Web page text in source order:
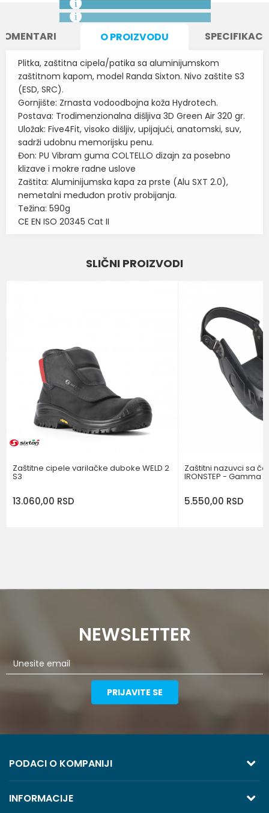
O PROIZVODU
Plitka, zaštitna cipela/patika sa aluminijumskom
zaštitnom kapom, model Randa Sixton. Nivo zaštite S3
(ESD, SRC).
Gornjište: Zrnasta vodoodbojna koža Hydrotech.
Postava: Trodimenzionalna dišljiva 3D Green Air 320 gr.
Uložak: Five4Fit, visoko dišljiv, upijajući, anatomski, suv,
sadrži udobnu memorijsku penu.
Đon: PU Vibram guma COLTELLO dizajn za posebno
klizave i mokre radne uslove
Zaštita: Aluminijumska kapa za prste (Alu SXT 2.0),
nemetalni međuđon protiv probijanja.
Težina: 590g
CE EN ISO 20345 Cat II
ZAŠTITNE CIPELE
POŠALJI
SLIČNI PROIZVODI
Zaštitne cipele varilačke duboke WELD 2
S3
13.060,00 RSD
Zaštitni nazuvci sa
IRONSTEP - Gamma
5.550,00 RSD
NEWSLETTER
PRIJAVITE SE
PODACI O KOMPANIJI
INFORMACIJE